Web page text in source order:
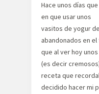
Hace unos días
en que usar unos
vasitos de yogur
abandonados en
que al ver hoy
(es decir
receta que
decidido hacer mi